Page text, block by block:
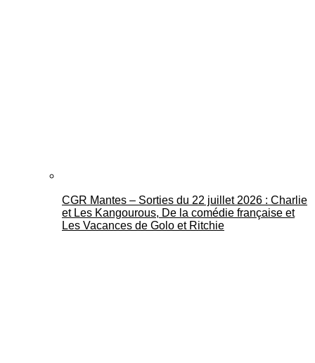
CGR Mantes – Sorties du 22 juillet 2026 : Charlie
et Les Kangourous, De la comédie française et
Les Vacances de Golo et Ritchie